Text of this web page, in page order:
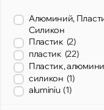
Алюминий,
Силикон
Пластик (2)
пластик (22)
Пластик,
силикон (1)
aluminiu (1)